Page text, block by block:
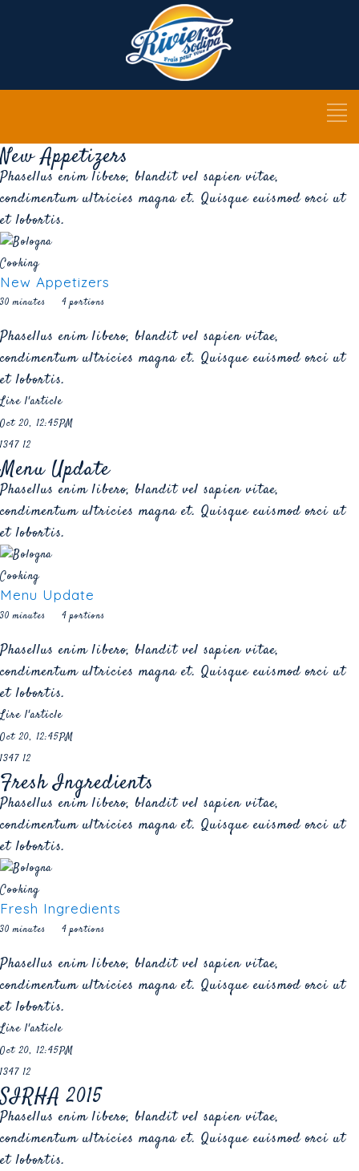
New Appetizers
Phasellus enim libero, blandit vel sapien vitae,
condimentum ultricies magna et. Quisque euismod orci ut
et lobortis.
Cooking
New Appetizers
30 minutes 4 portions
Phasellus enim libero, blandit vel sapien vitae,
condimentum ultricies magna et. Quisque euismod orci ut
et lobortis.
Lire l'article
Oct 20, 12:45PM
134712
Menu Update
Phasellus enim libero, blandit vel sapien vitae,
condimentum ultricies magna et. Quisque euismod orci ut
et lobortis.
Cooking
Menu Update
30 minutes 4 portions
Phasellus enim libero, blandit vel sapien vitae,
condimentum ultricies magna et. Quisque euismod orci ut
et lobortis.
Lire l'article
Oct 20, 12:45PM
134712
Fresh Ingredients
Phasellus enim libero, blandit vel sapien vitae,
condimentum ultricies magna et. Quisque euismod orci ut
et lobortis.
Cooking
Fresh Ingredients
30 minutes 4 portions
Phasellus enim libero, blandit vel sapien vitae,
condimentum ultricies magna et. Quisque euismod orci ut
et lobortis.
Lire l'article
Oct 20, 12:45PM
134712
SIRHA 2015
Phasellus enim libero, blandit vel sapien vitae,
condimentum ultricies magna et. Quisque euismod orci ut
et lobortis.